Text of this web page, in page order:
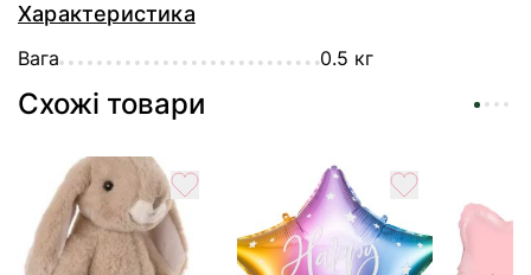
Характеристика
Вага 0.5 кг
Схожі товари